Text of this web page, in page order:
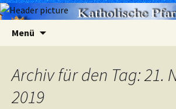
Menü
Archiv für den Tag: 21.
2019